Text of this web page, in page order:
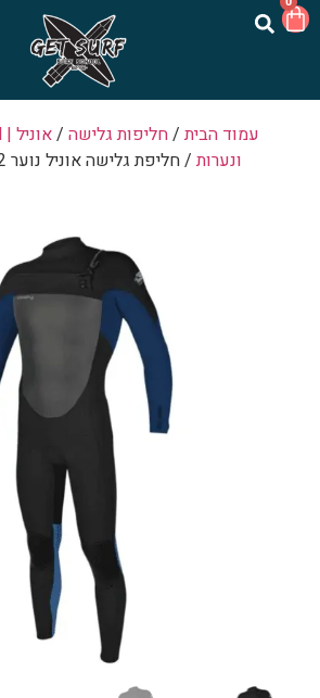
עמוד הבית/חליפות גלישה /אוניל | O'Neill
ונערות/ חליפת גלישה אוניל נוער EPIC FZ 3/2